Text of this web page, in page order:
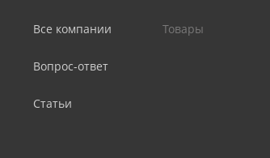
Все компании
Вопрос-ответ
Статьи
Товары